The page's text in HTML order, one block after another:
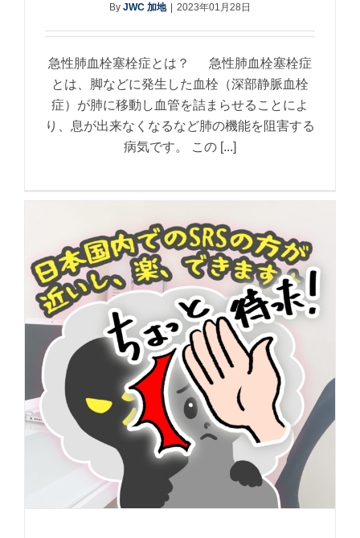
By JWC 加地 | 2023年01月28日
急性肺血栓塞栓症とは？ 急性肺血栓塞栓症
とは、脚などに発生した血栓（深部静脈血栓
症）が肺に移動し血管を詰まらせることによ
り、息が出来なくなるなど肺の機能を阻害する
病気です。 この [...]